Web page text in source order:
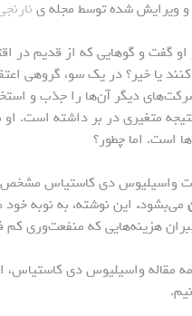
و ویرایش شده توسط مجله ی
او گفت و گو‌هایی که از قدیم در
یا خیر؟ در یک سو، گروهی
دیگر آن‌ها را جذب و
متغیری در بر داشته است.
است. اما چطور؟
واسیلیوس دی کاستیاس مشخص
می‌بشود. این نوشته، به نوبه
هزینه‌هایی که منفعت‌وری
مقاله واسیلیوس دی کاستیاس،